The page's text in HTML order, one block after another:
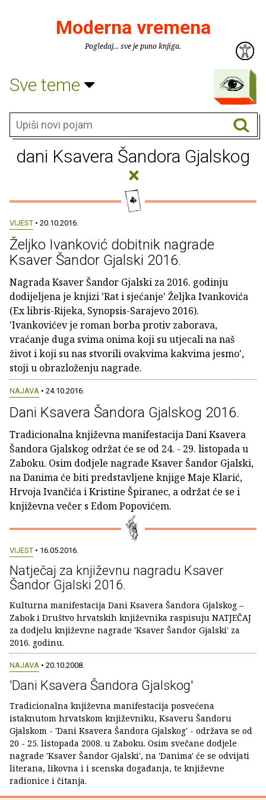
Moderna vremena
Pogledaj... sve je puno knjiga.
Sve teme
dani Ksavera Šandora Gjalskog
×
VIJEST • 20.10.2016.
Željko Ivanković dobitnik nagrade
Ksaver Šandor Gjalski 2016.
Nagrada Ksaver Šandor Gjalski za 2016. godinju
dodijeljena je knjizi 'Rat i sjećanje' Željka Ivankovića
(Ex libris-Rijeka, Synopsis-Sarajevo 2016).
'Ivankovićev je roman borba protiv zaborava,
vraćanje duga svima onima koji su utjecali na naš
život i koji su nas stvorili ovakvima kakvima jesmo',
stoji u obrazloženju nagrade.
NAJAVA • 24.10.2016.
Dani Ksavera Šandora Gjalskog 2016.
Tradicionalna književna manifestacija Dani Ksavera
Šandora Gjalskog održat će se od 24. - 29. listopada u
Zaboku. Osim dodjele nagrade Ksaver Šandor Gjalski,
na Danima će biti predstavljene knjige Maje Klarić,
Hrvoja Ivančića i Kristine Špiranec, a održat će se i
književna večer s Edom Popovićem.
VIJEST • 16.05.2016.
Natječaj za književnu nagradu Ksaver
Šandor Gjalski 2016.
Kulturna manifestacija Dani Ksavera Šandora Gjalskog –
Zabok i Društvo hrvatskih književnika raspisuju NATJEČAJ
za dodjelu književne nagrade 'Ksaver Šandor Gjalski' za
2016. godinu.
NAJAVA • 20.10.2008.
'Dani Ksavera Šandora Gjalskog'
Tradicionalna književna manifestacija posvećena
istaknutom hrvatskom književniku, Ksaveru Šandoru
Gjalskom - 'Dani Ksavera Šandora Gjalskog' - održava se od
20 - 25. listopada 2008. u Zaboku. Osim svečane dodjele
nagrade 'Ksaver Šandor Gjalski', na 'Danima' će se odvijati
literana, likovna i i scenska događanja, te književne
radionice i čitanja.